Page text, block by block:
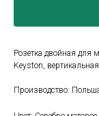
Розетка двойная для
Keyston,
Производство: